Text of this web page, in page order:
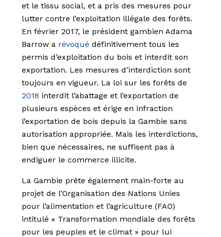
et le tissu social, et a pris des mesures pour
lutter contre l’exploitation illégale des forêts.
En février 2017, le président gambien Adama
Barrow a révoqué définitivement tous les
permis d’exploitation du bois et interdit son
exportation. Les mesures d’interdiction sont
toujours en vigueur. La loi sur les forêts de
2018 interdit l’abattage et l’exportation de
plusieurs espèces et érige en infraction
l’exportation de bois depuis la Gambie sans
autorisation appropriée. Mais les interdictions,
bien que nécessaires, ne suffisent pas à
endiguer le commerce illicite.
La Gambie prête également main-forte au
projet de l’Organisation des Nations Unies
pour l’alimentation et l’agriculture (FAO)
intitulé « Transformation mondiale des forêts
pour les peuples et le climat » pour lui